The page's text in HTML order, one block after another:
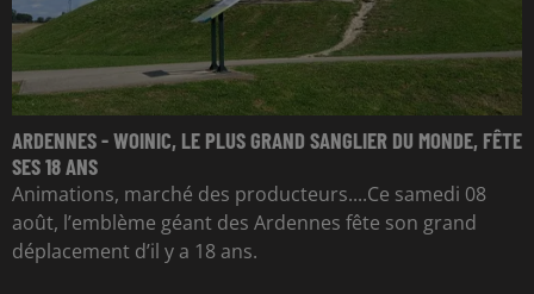
ARDENNES - WOINIC, LE PLUS GRAND SANGLIER DU MONDE, FÊTE
SES 18 ANS
Animations, marché des producteurs....Ce samedi 08
août, l’emblème géant des Ardennes fête son grand
déplacement d’il y a 18 ans.